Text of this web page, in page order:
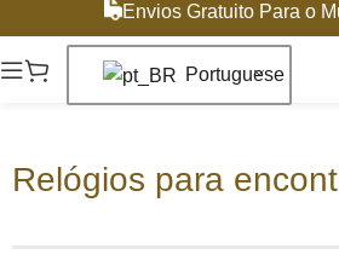
Envios Gratuito Para o
Portuguese
Relógios para